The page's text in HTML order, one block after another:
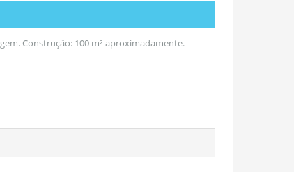
Construção: 100 m² aproximadamente.